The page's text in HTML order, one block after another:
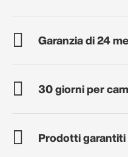
Garanzia di 24
30 giorni per
Prodotti